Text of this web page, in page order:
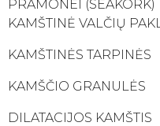
PRAMONEI (SEAKORK)
KAMŠTINĖ VALČIŲ
KAMŠTINĖS TARPINĖS
KAMŠČIO GRANULĖS
DILATACIJOS KAMŠTIS